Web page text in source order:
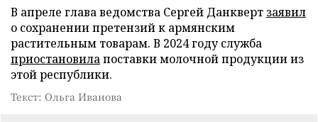
В апреле глава ведомства Сергей Данкверт заявил
о сохранении претензий к армянским
растительным товарам. В 2024 году служба
приостановилапоставки молочной продукции из
этой республики.
Текст: Ольга Иванова